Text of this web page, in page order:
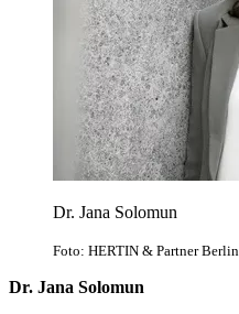
Dr. Jana Solomun
Foto: HERTIN & Partner Berlin
Dr. Jana Solomun